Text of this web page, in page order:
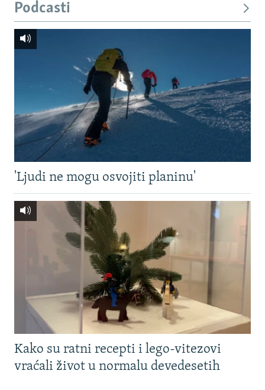
Podcasti
'Ljudi ne mogu osvojiti planinu'
Kako su ratni recepti i lego-vitezovi
vraćali život u normalu devedesetih